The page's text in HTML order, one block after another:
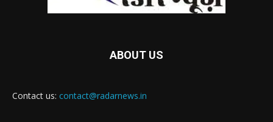
ABOUT US
Contact us: contact@radarnews.in